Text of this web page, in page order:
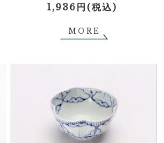
1,936円(税込)
MORE